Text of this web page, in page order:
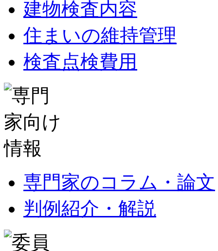
建物検査内容
住まいの維持管理
検査点検費用
専門家のコラム・論文
判例紹介・解説